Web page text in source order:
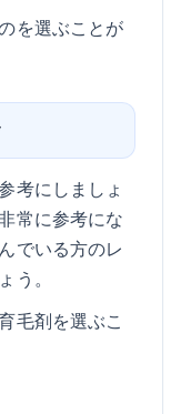
を選ぶことが
考にしましょ
常に参考にな
でいる方のレ
う。
毛剤を選ぶこ